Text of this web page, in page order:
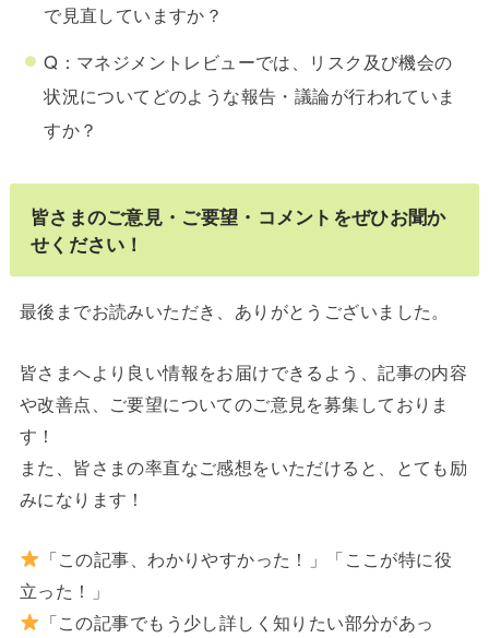
で見直していますか？
Q：マネジメントレビューでは、リスク及び機会の
状況についてどのような報告・議論が行われていま
すか？
皆さまのご意見・ご要望・コメントをぜひお聞か
せください！
最後までお読みいただき、ありがとうございました。
皆さまへより良い情報をお届けできるよう、記事の内容
や改善点、ご要望についてのご意見を募集しておりま
す！
また、皆さまの率直なご感想をいただけると、とても励
みになります！
「この記事、わかりやすかった！」「ここが特に役
立った！」
「この記事でもう少し詳しく知りたい部分があっ